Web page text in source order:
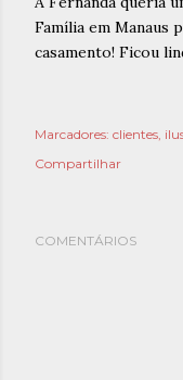
Família em Manaus
casamento! Ficou
Marcadores: clientes
Compartilhar
COMENTÁRIOS